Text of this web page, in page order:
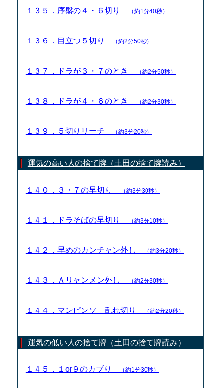
１３５．序盤の４・６切り （約1分40秒）
１３６．目立つ５切り （約2分50秒）
１３７．ドラが３・７のとき （約2分50秒）
１３８．ドラが４・６のとき （約2分30秒）
１３９．５切りリーチ （約3分20秒）
運気の高い人の捨て牌（土田の捨て牌読み）
１４０．３・７の早切り （約3分30秒）
１４１．ドラそばの早切り （約3分10秒）
１４２．早めのカンチャン外し （約3分20秒）
１４３．Ａリャンメン外し （約2分30秒）
１４４．マンピンソー乱れ切り （約2分20秒）
運気の低い人の捨て牌（土田の捨て牌読み）
１４５．１or９のカブり （約1分30秒）